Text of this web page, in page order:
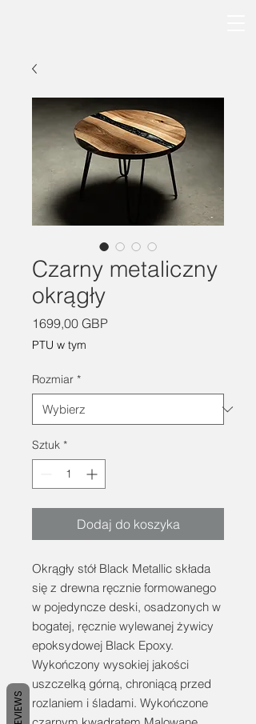
Czarny metaliczny
okrągły
1699,00 GBPCena
PTU w tym
Rozmiar *
Sztuk *
Dodaj do koszyka
Okrągły stół Black Metallic składa
się z drewna ręcznie formowanego
w pojedyncze deski, osadzonych w
bogatej, ręcznie wylewanej żywicy
epoksydowej Black Epoxy.
Wykończony wysokiej jakości
uszczelką górną, chroniącą przed
rozlaniem i śladami. Wykończone
REVIEWS